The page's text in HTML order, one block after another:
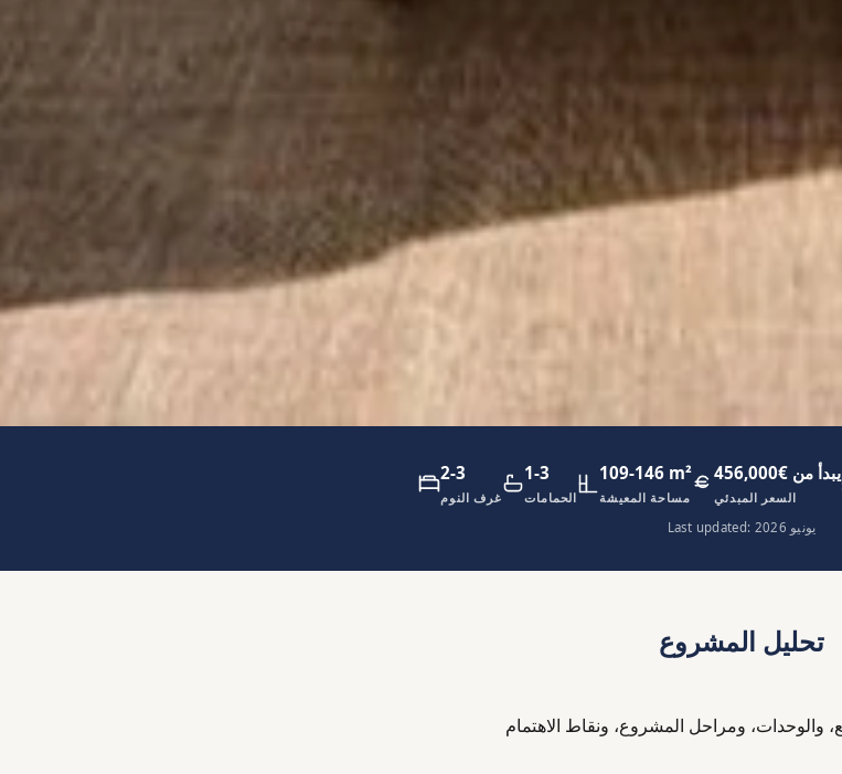
2-3
غرف النوم
1-3
الحمامات
109-146 m²
مساحة المعيشة
يبدأ من €456,000
السعر المبدئي
Last updated: يونيو 2026
تحليل المشروع